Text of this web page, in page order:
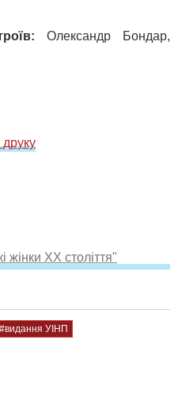
Олександр Бондар,
жінки ХХ століття"
#видання УІНП